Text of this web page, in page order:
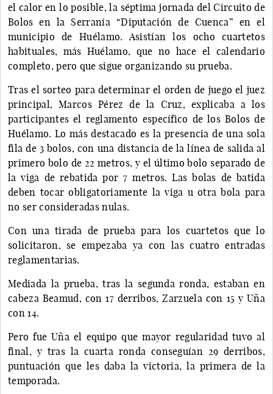
el calor en lo posible, la séptima jornada del Circuito de
Bolos en la Serranía “Diputación de Cuenca” en el
municipio de Huélamo. Asistían los ocho cuartetos
habituales, más Huélamo, que no hace el calendario
completo, pero que sigue organizando su prueba.
Tras el sorteo para determinar el orden de juego el juez
principal, Marcos Pérez de la Cruz, explicaba a los
participantes el reglamento específico de los Bolos de
Huélamo. Lo más destacado es la presencia de una sola
fila de 3 bolos, con una distancia de la línea de salida al
primero bolo de 22 metros, y el último bolo separado de
la viga de rebatida por 7 metros. Las bolas de batida
deben tocar obligatoriamente la viga u otra bola para
no ser consideradas nulas.
Con una tirada de prueba para los cuartetos que lo
solicitaron, se empezaba ya con las cuatro entradas
reglamentarias.
Mediada la prueba, tras la segunda ronda, estaban en
cabeza Beamud, con 17 derribos, Zarzuela con 15 y Uña
con 14.
Pero fue Uña el equipo que mayor regularidad tuvo al
final, y tras la cuarta ronda conseguían 29 derribos,
puntuación que les daba la victoria, la primera de la
temporada.